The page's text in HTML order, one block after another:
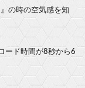
の時の空気感を知
ード時間が8秒から6